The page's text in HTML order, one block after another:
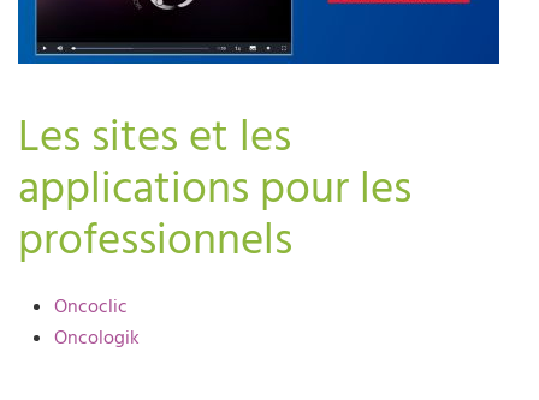
Les sites et les
applications pour les
professionnels
Oncoclic
Oncologik